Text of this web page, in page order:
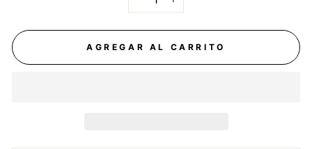
+
AGREGAR AL CARRITO